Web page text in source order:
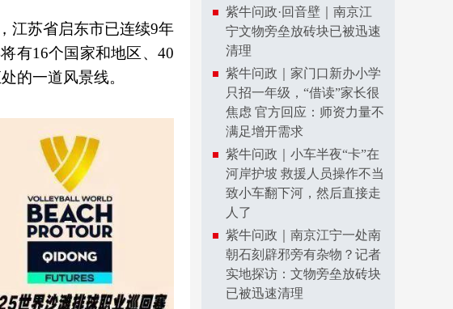
江苏省启东市已连续9年
有16个国家和地区、40
的一道风景线。
紫牛问政·回音壁｜南京江
宁文物旁垒放砖块已被迅速
清理
紫牛问政｜家门口新办小学
只招一年级，“借读”家长很
焦虑 官方回应：师资力量不
满足增开需求
紫牛问政｜小车半夜“卡”在
河岸护坡 救援人员操作不当
致小车翻下河，然后直接走
人了
紫牛问政｜南京江宁一处南
朝石刻辟邪旁有杂物？记者
实地探访：文物旁垒放砖块
已被迅速清理